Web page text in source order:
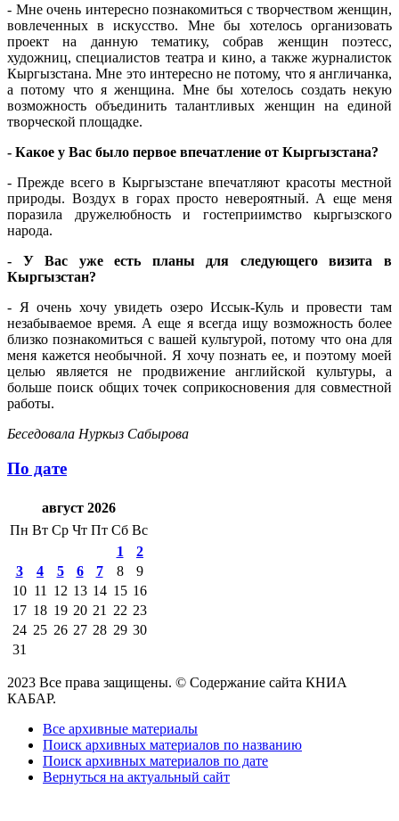
- Мне очень интересно познакомиться с творчеством женщин,
вовлеченных в искусство. Мне бы хотелось организовать
проект на данную тематику, собрав женщин поэтесс,
художниц, специалистов театра и кино, а также журналисток
Кыргызстана. Мне это интересно не потому, что я англичанка,
а потому что я женщина. Мне бы хотелось создать некую
возможность объединить талантливых женщин на единой
творческой площадке.
- Какое у Вас было первое впечатление от Кыргызстана?
- Прежде всего в Кыргызстане впечатляют красоты местной
природы. Воздух в горах просто невероятный. А еще меня
поразила дружелюбность и гостеприимство кыргызского
народа.
- У Вас уже есть планы для следующего визита в
Кыргызстан?
- Я очень хочу увидеть озеро Иссык-Куль и провести там
незабываемое время. А еще я всегда ищу возможность более
близко познакомиться с вашей культурой, потому что она для
меня кажется необычной. Я хочу познать ее, и поэтому моей
целью является не продвижение английской культуры, а
больше поиск общих точек соприкосновения для совместной
работы.
Беседовала Нуркыз Сабырова
По дате
август 2026
Пн Вт Ср Чт Пт Сб Вс
1
2
3
4 5 6 7 8
9
10 11 12 13 14 15 16
17 18 19 20 21 22 23
24 25 26 27 28 29 30
31
2023 Все права защищены. © Содержание сайта КНИА
КАБАР.
Все архивные материалы
Поиск архивных материалов по названию
Поиск архивных материалов по дате
Вернуться на актуальный сайт